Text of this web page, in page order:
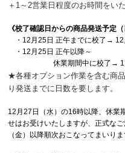
＋1～2営業日程度のお時間をい
《校了確認日からの商品発送予定（
・12月25日 正午までに校了→ 12
・12月25日 正午以降～
休業期間中に校了→ 1月5
★各種オプション作業を含む商
り発送までに日数を要します。
12月27日（水）の16時以降、休業
せはお受けいたしますが、正式な
（金）以降順次おこなってまいりま